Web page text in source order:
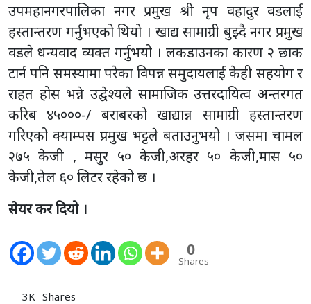
उपमहानगरपालिका नगर प्रमुख श्री नृप वहादुर वडलाई
हस्तान्तरण गर्नुभएको थियो । खाद्य सामाग्री बुझ्दै नगर प्रमुख
वडले धन्यवाद व्यक्त गर्नुभयो । लकडाउनका कारण २ छाक
टार्न पनि समस्यामा परेका विपन्न समुदायलाई केही सहयोग र
राहत होस भन्ने उद्घेश्यले सामाजिक उत्तरदायित्व अन्तरगत
करिब ४५०००-/ बराबरको खाद्यान्न सामाग्री हस्तान्तरण
गरिएको क्याम्पस प्रमुख भट्टले बताउनुभयो । जसमा चामल
२७५ केजी , मसुर ५० केजी,अरहर ५० केजी,मास ५०
केजी,तेल ६० लिटर रहेको छ ।
सेयर कर दियो ।
0
Shares
3K Shares